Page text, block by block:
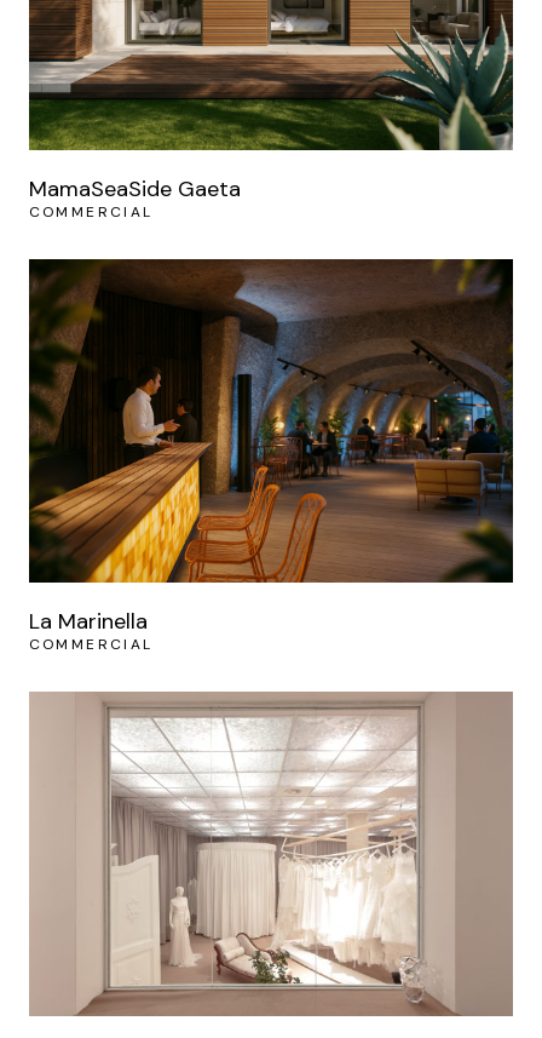
MamaSeaSide Gaeta
COMMERCIAL
La Marinella
COMMERCIAL